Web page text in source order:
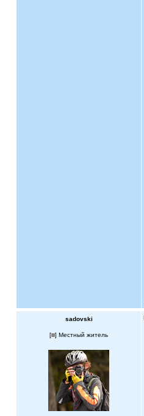
sadovski
[ ] Местный житель